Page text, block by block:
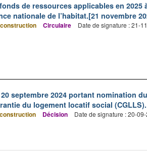
de ressources applicables en 2025
nationale de l’habitat.[21 novembre
Circulaire Date de signature : 21-
20 septembre 2024 portant nomination
du logement locatif social (CGLLS).
Décision Date de signature : 20-